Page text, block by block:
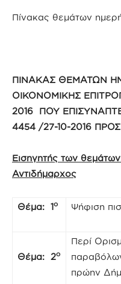
Πίνακας θεμάτων
ΠΙΝΑΚΑΣ ΘΕΜΑΤΩΝ
ΟΙΚΟΝΟΜΙΚΗΣ
2016 ΠΟΥ
4454 /27-10-2016
Εισηγητής των
Αντιδήμαρχος
Θέμα: 1ο Ψήφιση
Θέμα: 2ο
Περί
πρώην